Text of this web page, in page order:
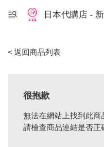
日本代購店 -
< 返回商品列表
很抱歉
無法在網站上找到此商
請檢查商品連結是否正